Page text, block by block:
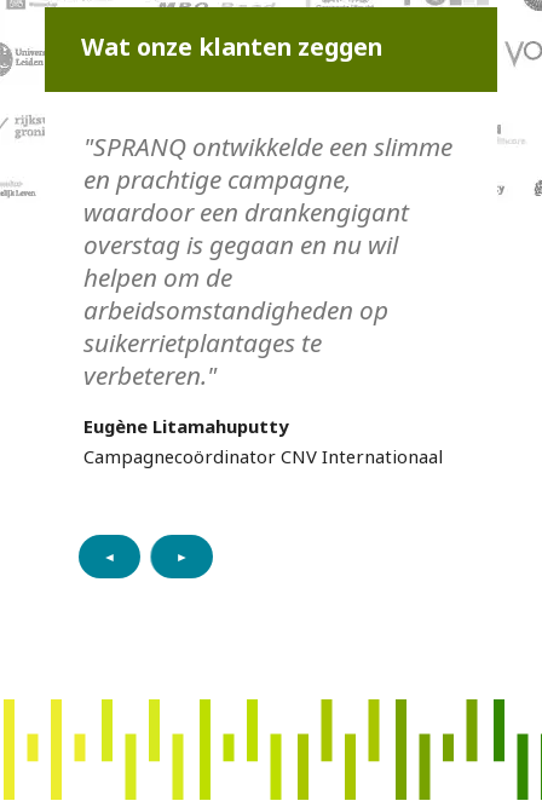
Wat onze klanten zeggen
"SPRANQ ontwikkelde een slimme
en prachtige campagne,
waardoor een drankengigant
overstag is gegaan en nu wil
helpen om de
arbeidsomstandigheden op
suikerrietplantages te
verbeteren."
Eugène Litamahuputty
Campagnecoördinator CNV Internationaal
◄ ►
sp ra n